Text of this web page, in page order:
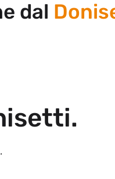
Donisetti